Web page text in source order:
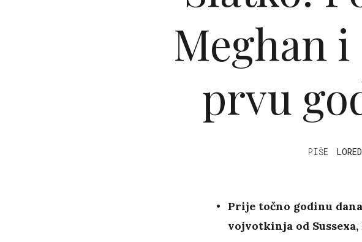
Meghan
prvu
PIŠE
Prije točno godinu
vojvotkinja od